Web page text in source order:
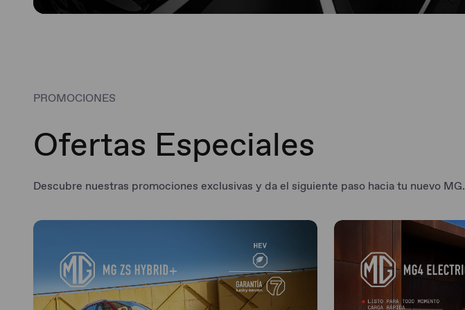
PROMOCIONES
Ofertas Especiales
Descubre nuestras promociones exclusivas y da el siguiente paso hacia tu nuevo MG.